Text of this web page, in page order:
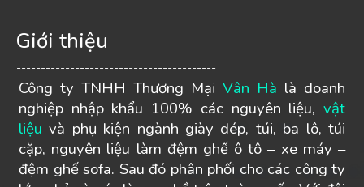
Giới thiệu
-----------------------------------------
Công ty TNHH Thương Mại Vân Hà là doanh
nghiệp nhập khẩu 100% các nguyên liệu, vật
liệu và phụ kiện ngành giày dép, túi, ba lô, túi
cặp, nguyên liệu làm đệm ghế ô tô – xe máy –
đệm ghế sofa. Sau đó phân phối cho các công ty